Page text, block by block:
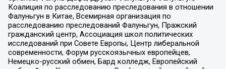
Коалиция по расследованию преследования в отношении
Фалуньгун в Китае, Всемирная организация по
расследованию преследований Фалуньгун, Пражский
гражданский центр, Ассоциация школ политических
исследований при Совете Европы, Центр либеральной
современности, Форум русскоязычных европейцев,
Немецко-русский обмен, Бард колледж, Европейский